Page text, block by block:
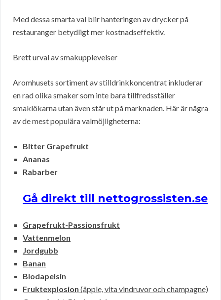
Med dessa smarta val blir hanteringen av drycker på
restauranger betydligt mer kostnadseffektiv.
Brett urval av smakupplevelser
Aromhusets sortiment av stilldrinkkoncentrat inkluderar
en rad olika smaker som inte bara tillfredsställer
smaklökarna utan även står ut på marknaden. Här är några
av de mest populära valmöjligheterna:
Bitter Grapefrukt
Ananas
Rabarber
Gå direkt till nettogrossisten.se
Grapefrukt-Passionsfrukt
Vattenmelon
Jordgubb
Banan
Blodapelsin
Fruktexplosion (äpple, vita vindruvor och champagne)